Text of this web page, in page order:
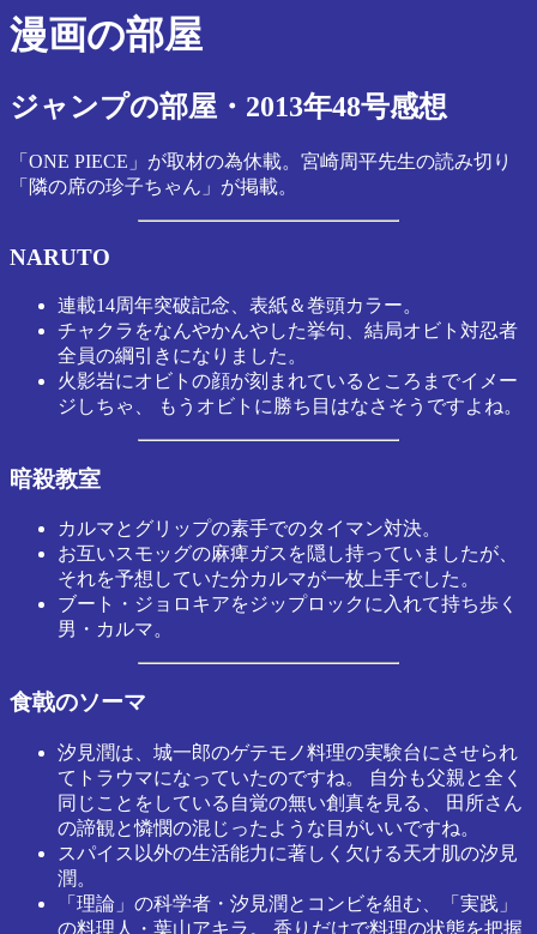
漫画の部屋
ジャンプの部屋・2013年48号感想
「ONE PIECE」が取材の為休載。宮崎周平先生の読み切り
「隣の席の珍子ちゃん」が掲載。
NARUTO
連載14周年突破記念、表紙＆巻頭カラー。
チャクラをなんやかんやした挙句、結局オビト対忍者
全員の綱引きになりました。
火影岩にオビトの顔が刻まれているところまでイメー
ジしちゃ、 もうオビトに勝ち目はなさそうですよね。
暗殺教室
カルマとグリップの素手でのタイマン対決。
お互いスモッグの麻痺ガスを隠し持っていましたが、
それを予想していた分カルマが一枚上手でした。
ブート・ジョロキアをジップロックに入れて持ち歩く
男・カルマ。
食戟のソーマ
汐見潤は、城一郎のゲテモノ料理の実験台にさせられ
てトラウマになっていたのですね。 自分も父親と全く
同じことをしている自覚の無い創真を見る、 田所さん
の諦観と憐憫の混じったような目がいいですね。
スパイス以外の生活能力に著しく欠ける天才肌の汐見
潤。
「理論」の科学者・汐見潤とコンビを組む、「実践」
の料理人・葉山アキラ。 香りだけで料理の状態を把握